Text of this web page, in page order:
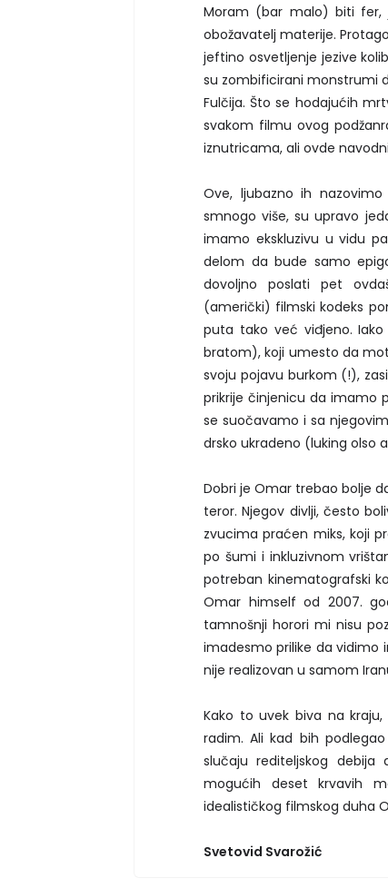
Moram (bar malo) biti fer,
obožavatelj materije.
jeftino osvetljenje jezive
su zombificirani monstrumi
Fulčija. Što se hodajućih
svakom filmu ovog
iznutricama, ali ovde
Ove, ljubazno ih
smnogo više, su upravo
imamo ekskluzivu u vidu
delom da bude samo
dovoljno poslati pet
(američki) filmski kodeks
puta tako već viđjeno.
bratom), koji umesto da
svoju pojavu burkom (!),
prikrije činjenicu da imamo
se suočavamo i sa
drsko ukradeno (luking olso
Dobri je Omar trebao bolje
teror. Njegov divlji, često
zvucima praćen miks, koji
po šumi i inkluzivnom
potreban kinematografski
Omar himself od 2007.
tamnošnji horori mi nisu
imadesmo prilike da vidimo
nije realizovan u samom
Kako to uvek biva na
radim. Ali kad bih
slučaju rediteljskog
mogućih deset krvavih
idealističkog filmskog duha
Svetovid Svarožić